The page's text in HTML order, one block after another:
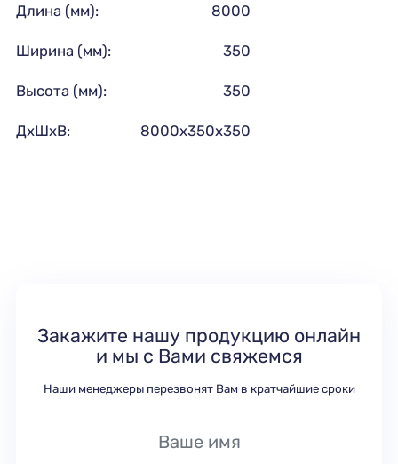
Длина (мм): 8000
Ширина (мм): 350
Высота (мм): 350
ДхШхВ: 8000х350х350
Закажите нашу продукцию онлайн
и мы с Вами свяжемся
Наши менеджеры перезвонят Вам в кратчайшие сроки